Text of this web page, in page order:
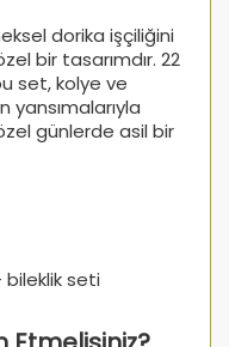
dorika işçiliğini
bir tasarımdır. 22
set, kolye ve
yansımalarıyla
günlerde asil bir
seti